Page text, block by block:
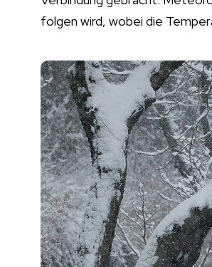
folgen wird, wobei die